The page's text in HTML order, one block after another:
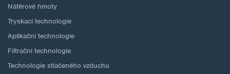
Nátěrové hmoty
Tryskací technologie
Aplikační technologie
Filtrační technologie
Technologie stlačeného vzduchu